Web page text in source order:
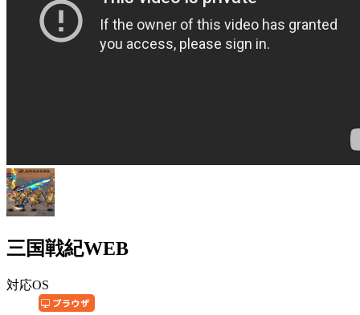
三国戦紀WEB
対応OS